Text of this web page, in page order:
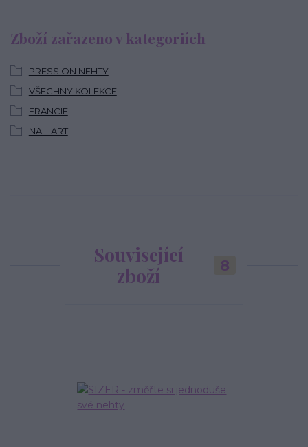
Zboží zařazeno v kategoriích
PRESS ON NEHTY
VŠECHNY KOLEKCE
FRANCIE
NAIL ART
Související
zboží
8